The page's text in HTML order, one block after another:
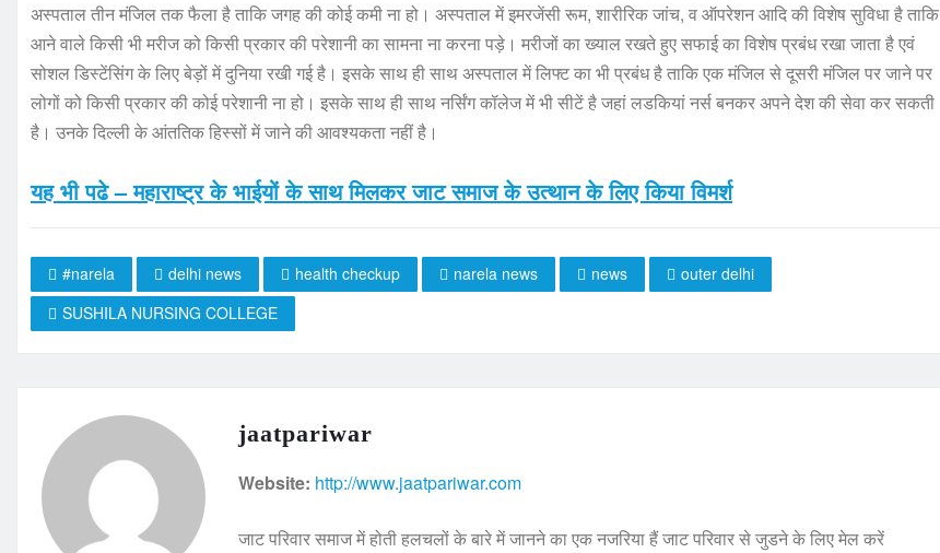
अस्पताल तीन मंजिल तक फैला है ताकि जगह की कोई कमी ना हो। अस्पताल में इमरजेंसी रूम, शारीरिक जांच, व ऑपरेशन आदि की विशेष सुविधा है ताकि
आने वाले किसी भी मरीज को किसी प्रकार की परेशानी का सामना ना करना पड़े। मरीजों का ख्याल रखते हुए सफाई का विशेष प्रबंध रखा जाता है एवं
सोशल डिस्टेंसिंग के लिए बेड़ों में दुनिया रखी गई है। इसके साथ ही साथ अस्पताल में लिफ्ट का भी प्रबंध है ताकि एक मंजिल से दूसरी मंजिल पर जाने पर
लोगों को किसी प्रकार की कोई परेशानी ना हो। इसके साथ ही साथ नर्सिंग कॉलेज में भी सीटें है जहां लडकियां नर्स बनकर अपने देश की सेवा कर सकती
है। उनके दिल्ली के आंततिक हिस्सों में जाने की आवश्यकता नहीं है।
यह भी पढे – महाराष्ट्र के भाईयों के साथ मिलकर जाट समाज के उत्थान के लिए किया विमर्श
#narela delhi news health checkup narela news news
outer delhi
SUSHILA NURSING COLLEGE
jaatpariwar
Website: http://www.jaatpariwar.com
जाट परिवार समाज में होती हलचलों के बारे में जानने का एक नजरिया हैं जाट परिवार से जुडने के लिए मेल करें